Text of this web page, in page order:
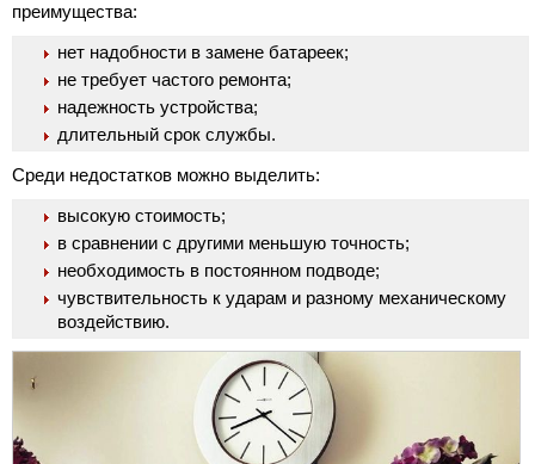
преимущества:
нет надобности в замене батареек;
не требует частого ремонта;
надежность устройства;
длительный срок службы.
Среди недостатков можно выделить:
высокую стоимость;
в сравнении с другими меньшую точность;
необходимость в постоянном подводе;
чувствительность к ударам и разному механическому
воздействию.